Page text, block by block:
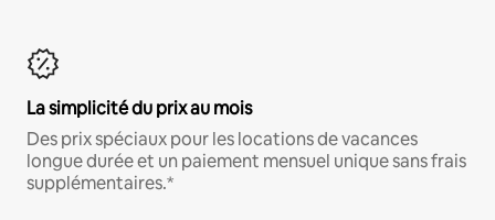
La simplicité du prix au mois
Des prix spéciaux pour les locations de vacances
longue durée et un paiement mensuel unique sans frais
supplémentaires.*